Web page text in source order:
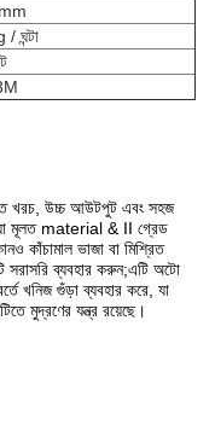
ঘন্টা
খরচ, উচ্চ আউটপুট এবং সহজ
যা মূলত material & ΙΙ গ্রেড
কাঁচামাল ভাজা বা মিশ্রিত
সরাসরি ব্যবহার করুন;এটি অটো
খনিজ গুঁড়া ব্যবহার করে, যা
মুদ্রণের যন্ত্র রয়েছে।